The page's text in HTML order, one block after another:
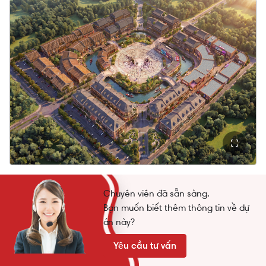
Những dự án hạ tầng này không chỉ giúp rút ngắn
thời gian di chuyển mà còn thúc đẩy quá trình dịch
chuyển dân cư, doanh nghiệp và dòng vốn đầu tư
về khu vực.
Khi hạ tầng hoàn thiện, giá trị bất động sản
thường được tái định vị theo năng lực kết nối
mới và phát triển kinh tế của khu vực, tạo ra dư địa
tăng giá đáng kể cho các sản phẩm sở hữu vị trí
đón đầu.
Nguồn cầu khai thác thương mại
và cho thuê bền vững
Ivy Park Vinhomes Saigon Park sở hữu lợi thế đặc
biệt nhờ quần thể đại học quy mô 150ha với dự
kiến hơn 60.000 sinh viên, giảng viên và chuyên
gia.
Chuyên viên đã sẵn sàng.
Bạn muốn biết thêm thông tin về dự
án này?
Yêu cầu tư vấn